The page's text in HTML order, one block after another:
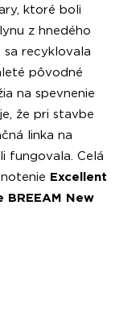
ktoré boli
z hnedého
sa recyklovala
pôvodné
na spevnenie
že pri stavbe
linka na
fungovala. Celá
Excellent
New